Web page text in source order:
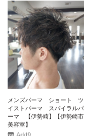
メンズパーマ ショート ツ
イストパーマ スパイラルパ
ーマ 【伊勢崎】【伊勢崎市
美容室】